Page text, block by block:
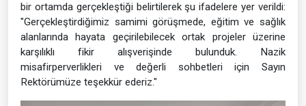
bir ortamda gerçekleştiği belirtilerek şu ifadelere yer verildi:
"Gerçekleştirdiğimiz samimi görüşmede, eğitim ve sağlık
alanlarında hayata geçirilebilecek ortak projeler üzerine
karşılıklı fikir alışverişinde bulunduk. Nazik
misafirperverlikleri ve değerli sohbetleri için Sayın
Rektörümüze teşekkür ederiz."